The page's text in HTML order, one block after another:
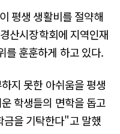
평생 생활비를 절약해
산시장학회에 지역인재
를 훈훈하게 하고 있다.
지 못한 아쉬움을 평생
학생들의 면학을 돕고
금을 기탁한다"고 말했